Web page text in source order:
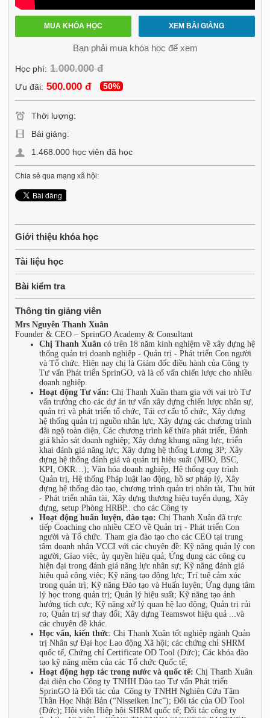
MUA KHÓA HỌC XEM BÀI GIẢNG
Bạn phải mua khóa học để xem
Học phí: 1.000.000 đ
Ưu đãi: 500.000 đ 50%
Thời lượng:
Bài giảng:
1.468.000 học viên đã học
Chia sẻ qua mạng xã hội:
Giới thiệu khóa học
Tài liệu học
Bài kiểm tra
Thông tin giảng viên
Mrs Nguyễn Thanh Xuân
Founder & CEO – SprinGO Academy & Consultant
Chị Thanh Xuân có trên 18 năm kinh nghiệm về xây dựng hệ
thống quản trị doanh nghiệp - Quản trị - Phát triển Con người
và Tổ chức. Hiện nay chị là Giám đốc điều hành của Công ty
Tư vấn Phát triển SprinGO, và là cố vấn chiến lược cho nhiều
doanh nghiệp.
Hoạt động Tư vấn: Chị Thanh Xuân tham gia với vai trò Tư
vấn trưởng cho các dự án tư vấn xây dựng chiến lược nhân sự,
quản trị và phát triển tổ chức, Tái cơ cấu tổ chức, Xây dựng
hệ thống quản trị nguồn nhân lực, Xây dựng các chương trình
đãi ngộ toàn diện, Các chương trình kế thừa phát triển, Đánh
giá khảo sát doanh nghiệp; Xây dựng khung năng lực, triển
khai đánh giá năng lực; Xây dựng hệ thống Lương 3P; Xây
dựng hệ thống đánh giá và quản trị hiệu suất (MBO, BSC,
KPI, OKR…); Văn hóa doanh nghiệp, Hệ thống quy trình
Quản trị, Hệ thống Pháp luật lao động, hồ sơ pháp lý, Xây
dựng hệ thống đào tạo, chương trình quản trị nhân tài, Thu hút
- Phát triển nhân tài, Xây dựng thương hiệu tuyển dụng, Xây
dựng, setup Phòng HRBP.. cho các Công ty
Hoạt động huấn luyện, đào tạo: Chị Thanh Xuân đã trực
tiếp Coaching cho nhiều CEO về Quản trị - Phát triển Con
người và Tổ chức. Tham gia đào tạo cho các CEO tại trung
tâm doanh nhân VCCI với các chuyên đề: Kỹ năng quản lý con
người; Giao việc, ủy quyền hiệu quả; Ứng dụng các công cụ
hiện đại trong đánh giá năng lực nhân sự; Kỹ năng đánh giá
hiệu quả công việc; Kỹ năng tạo động lực; Trí tuệ cảm xúc
trong quản trị; Kỹ năng Đào tạo và Huấn luyện; Ứng dụng tâm
lý học trong quản trị; Quản lý hiệu suất; Kỹ năng tạo ảnh
hưởng tích cực; Kỹ năng xử lý quan hệ lao động; Quản trị rủi
ro; Quản trị sự thay đổi; Xây dựng Teamswot hiệu quả ...và
các chuyên đề khác.
Học vấn, kiến thức: Chị Thanh Xuân tốt nghiệp ngành Quản
trị Nhân sự Đại học Lao động Xã hội; các chứng chỉ SHRM
quốc tế, Chứng chỉ Certificate OD Tool (Đức); Các khóa đào
tạo kỹ năng mềm của các Tổ chức Quốc tế;
Hoạt động hợp tác trong nước và quốc tế: Chị Thanh Xuân
đại diện cho Công ty TNHH Đào tạo Tư vấn Phát triển
SprinGO là Đối tác của Công ty TNHH Nghiên Cứu Tâm
Thần Học Nhật Bản (“Nisseiken Inc”); Đối tác của OD Tool
(Đức); Hội viên Hiệp hội SHRM quốc tế; Đối tác công ty